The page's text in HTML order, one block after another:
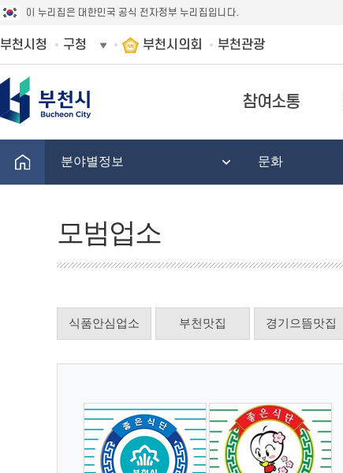
이 누리집은 대한민국 공식 전자정부 누리집입니다.
부천시청 구청 부천시의회 부천관광
참여소통
분야별정보 문화
모범업소
식품안심업소 부천맛집 경기으뜸맛집